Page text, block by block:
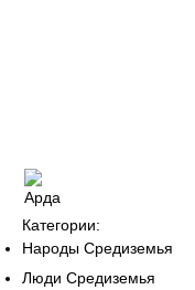
Категории:
Народы Средиземья
Люди Средиземья